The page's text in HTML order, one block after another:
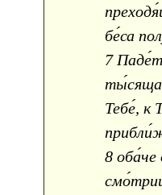
бе́са
7
Тебе́, к
8